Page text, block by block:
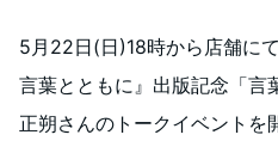
5月22日(日)18時から店舗に
言葉とともに』出版記念「言
正朔さんのトークイベントを